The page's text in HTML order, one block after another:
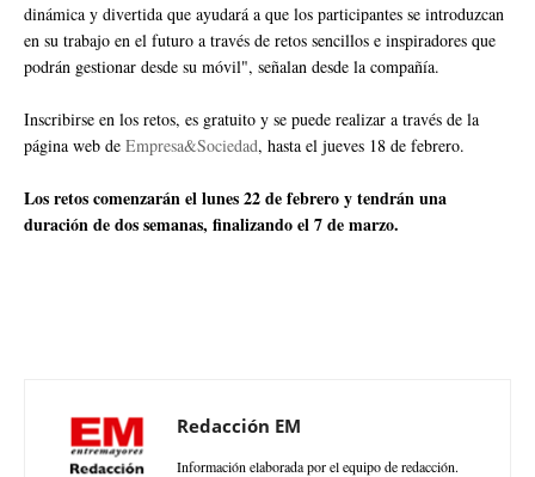
dinámica y divertida que ayudará a que los participantes se introduzcan
en su trabajo en el futuro a través de retos sencillos e inspiradores que
podrán gestionar desde su móvil", señalan desde la compañía.
Inscribirse en los retos, es gratuito y se puede realizar a través de la
página web de Empresa&Sociedad, hasta el jueves 18 de febrero.
Los retos comenzarán el lunes 22 de febrero y tendrán una
duración de dos semanas, finalizando el 7 de marzo.
Redacción EM
Información elaborada por el equipo de redacción.